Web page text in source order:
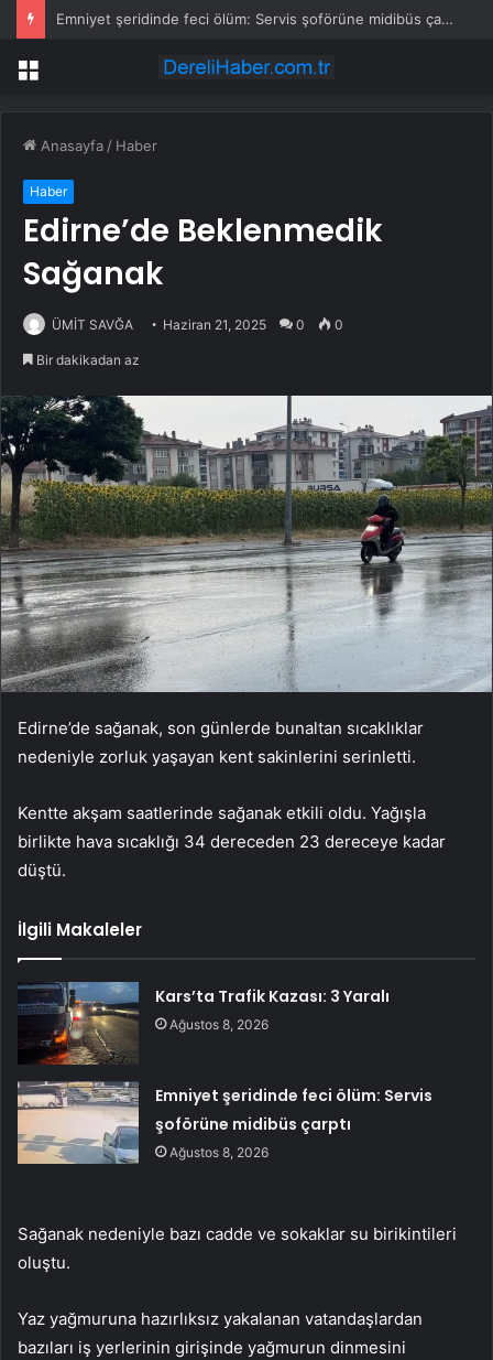
Emniyet şeridinde feci ölüm: Servis şoförüne midibüs çarptı
Menü
Anasayfa / Haber
Haber
Edirne’de Beklenmedik
Sağanak
ÜMİT SAVĞA Haziran 21, 2025 0 0
Bir dakikadan az
Edirne’de sağanak, son günlerde bunaltan sıcaklıklar
nedeniyle zorluk yaşayan kent sakinlerini serinletti.
Kentte akşam saatlerinde sağanak etkili oldu. Yağışla
birlikte hava sıcaklığı 34 dereceden 23 dereceye kadar
düştü.
İlgili Makaleler
Kars’ta Trafik Kazası: 3 Yaralı
Ağustos 8, 2026
Emniyet şeridinde feci ölüm: Servis
şoförüne midibüs çarptı
Ağustos 8, 2026
Sağanak nedeniyle bazı cadde ve sokaklar su birikintileri
oluştu.
Yaz yağmuruna hazırlıksız yakalanan vatandaşlardan
bazıları iş yerlerinin girişinde yağmurun dinmesini